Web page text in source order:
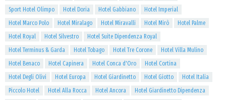
Sport Hotel Olimpo
Hotel Doria Hotel Gabbiano
Hotel Imperial
Hotel Marco Polo
Hotel Miralago Hotel Miravalli Hotel Mirò
Hotel Palme
Hotel Royal
Hotel Silvestro
Hotel Suite Dipendenza Royal
Hotel Terminus & Garda
Hotel Tobago Hotel Tre Corone
Hotel Villa Mulino
Hotel Benaco
Hotel Capinera Hotel Conca d'Oro
Hotel Cortina
Hotel Degli Olivi
Hotel Europa Hotel Giardinetto Hotel Giotto
Hotel Italia
Piccolo Hotel
Hotel Alla Rocca Hotel Ancora
Hotel Giardinetto Dipendenza